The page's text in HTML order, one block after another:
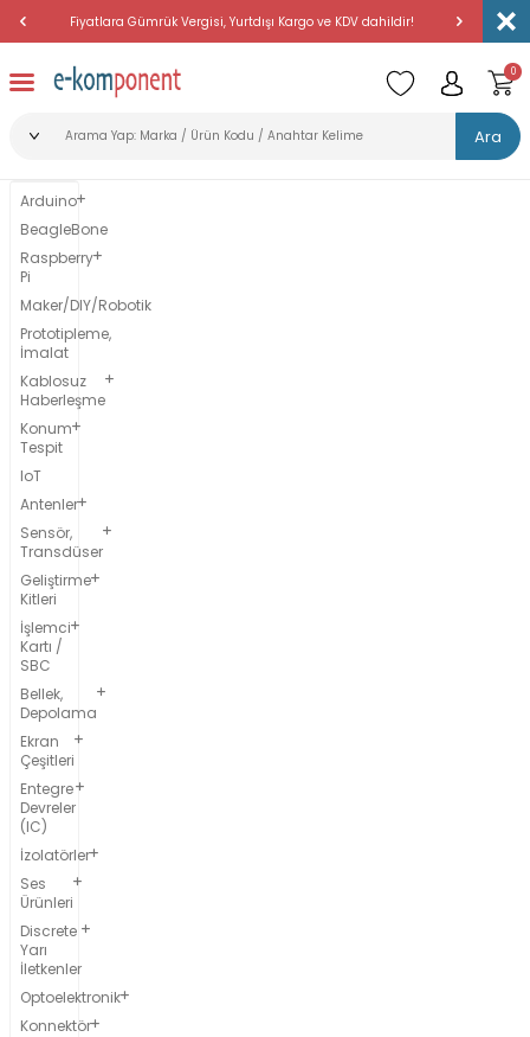
Fiyatlara Gümrük Vergisi, Yurtdışı Kargo ve KDV dahildir!
Ara
0
Arduino
BeagleBone
Raspberry
Pi
Maker/DIY/Robotik
Prototipleme,
İmalat
Kablosuz
Haberleşme
Konum
Tespit
IoT
Antenler
Sensör,
Transdüser
Geliştirme
Kitleri
İşlemci
Kartı /
SBC
Bellek,
Depolama
Ekran
Çeşitleri
Entegre
Devreler
(IC)
İzolatörler
Ses
Ürünleri
Discrete
Yarı
İletkenler
Optoelektronik
Konnektör